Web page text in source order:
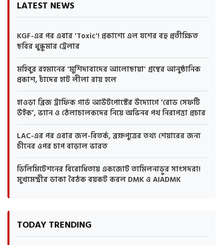
LATEST NEWS
KGF-এর পর এবার 'Toxic'! প্রকাশ্যে এল যশের বহু প্রতীক্ষিত
ছবির ধুন্ধুমার ট্রেলার
মহিবুর রহমানের 'মুর্শিদাবাদের আলোছায়া' গ্রন্থের আনুষ্ঠানিক
প্রকাশ, চাঁদের হাট লীলা রায় হলে
হাওড়া ব্রিজ ট্রাফিক গার্ড আউটপোস্টের উদ্যোগে ‘রোড সেফটি
উইক’, ভ্যান ও ঠেলাচালকদের নিয়ে অভিনব পথ নিরাপত্তা প্রচার
LAC-এর পর এবার জল-বিতর্ক, ব্রহ্মপুত্রের তথ্য শেয়ারের জন্য
চীনের ওপর চাপ বাড়াল ভারত
ডিলিমিটেশনের বিরোধিতায় একজোট তামিলনাড়ুর সাংসদরা!
মুখ্যমন্ত্রীর ডাকা বৈঠক বয়কট করল DMK ও AIADMK
TODAY TRENDING